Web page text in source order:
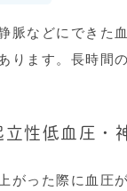
脈などにできた
ります。長時間
立性低血圧・
がった際に血圧